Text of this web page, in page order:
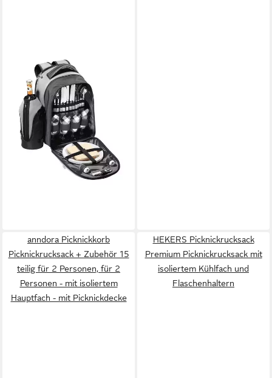
ELASTO
Rucksack Rucksack "Picknick
Deluxe" schwarz/grau
42,99 €
lieferbar - in 2-3 Werktagen bei dir
anndora Picknickkorb
Picknickrucksack + Zubehör 15
teilig für 2 Personen, für 2
Personen - mit isoliertem
Hauptfach - mit Picknickdecke
HEKERS Picknickrucksack
Premium Picknickrucksack mit
isoliertem Kühlfach und
Flaschenhaltern